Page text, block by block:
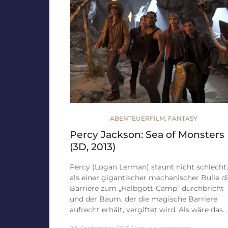
ABENTEUERFILM, FANTASY
Percy Jackson: Sea of Monsters
(3D, 2013)
Percy (Logan Lerman) staunt nicht schlecht,
als einer gigantischer mechanischer Bulle
Barriere zum „Halbgott-Camp“ durchbricht
und der Baum, der die magische Barriere
aufrecht erhält, vergiftet wird. Als wäre das…